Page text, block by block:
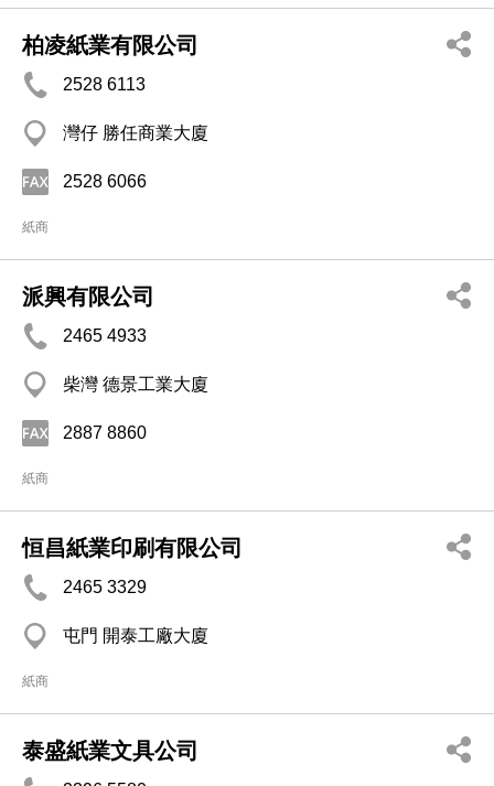
柏凌紙業有限公司
2528 6113
灣仔 勝任商業大廈
2528 6066
紙商
派興有限公司
2465 4933
柴灣 德景工業大廈
2887 8860
紙商
恒昌紙業印刷有限公司
2465 3329
屯門 開泰工廠大廈
紙商
泰盛紙業文具公司